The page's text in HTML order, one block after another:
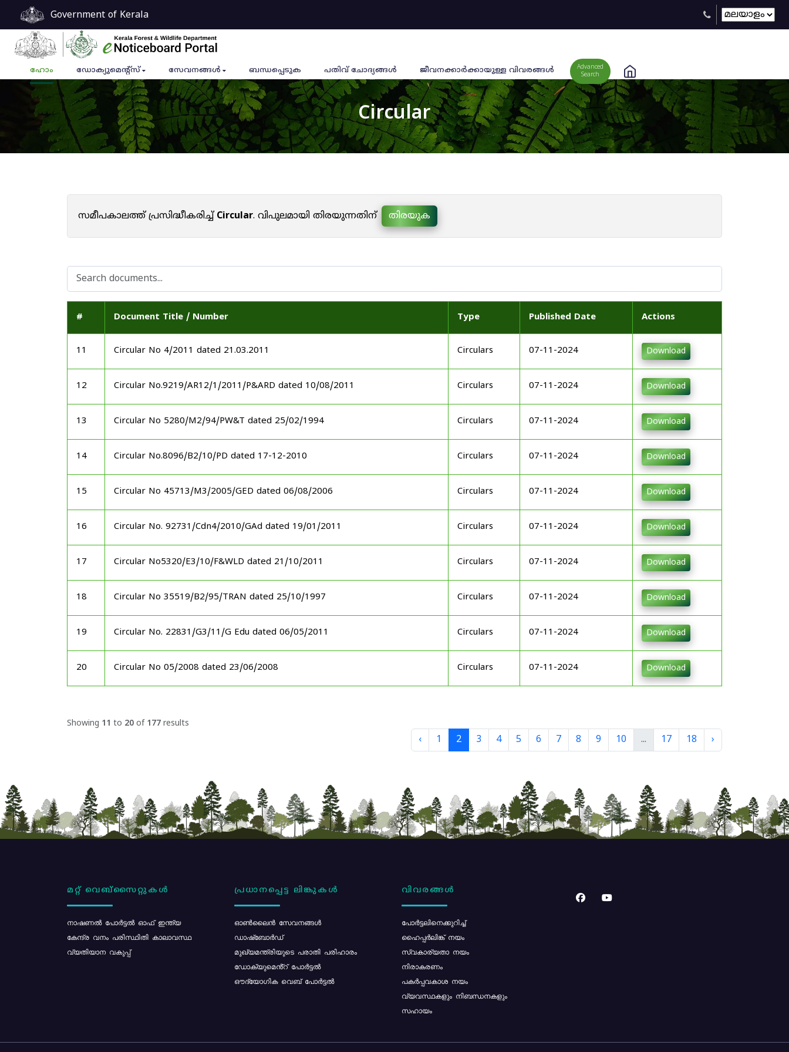
Government of Kerala
ഹോം ഡോക്യുമെൻ്റ്സ് സേവനങ്ങൾ ബന്ധപ്പെടുക പതിവ് ചോദ്യങ്ങൾ ജീവനക്കാര്‍ക്കായുള്ള വിവരങ്ങള്‍
Advanced
Search
Circular
സമീപകാലത്ത് പ്രസിദ്ധീകരിച്ച്Circular. വിപുലമായി തിരയുന്നതിന് തിരയുക
# Document Title / Number Type Published Date Actions
11 Circular No 4/2011 dated 21.03.2011 Circulars 07-11-2024 Download
12 Circular No.9219/AR12/1/2011/P&ARD dated 10/08/2011 Circulars 07-11-2024 Download
13 Circular No 5280/M2/94/PW&T dated 25/02/1994 Circulars 07-11-2024 Download
14 Circular No.8096/B2/10/PD dated 17-12-2010 Circulars 07-11-2024 Download
15 Circular No 45713/M3/2005/GED dated 06/08/2006 Circulars 07-11-2024 Download
16 Circular No. 92731/Cdn4/2010/GAd dated 19/01/2011 Circulars 07-11-2024 Download
17 Circular No5320/E3/10/F&WLD dated 21/10/2011 Circulars 07-11-2024 Download
18 Circular No 35519/B2/95/TRAN dated 25/10/1997 Circulars 07-11-2024 Download
19 Circular No. 22831/G3/11/G Edu dated 06/05/2011 Circulars 07-11-2024 Download
20 Circular No 05/2008 dated 23/06/2008 Circulars 07-11-2024 Download
Showing 11 to 20 of 177 results
‹ 1 2 3 4 5 6 7 8 9 10 ... 17 18 ›
മറ്റ് വെബ്സൈറ്റുകൾ
നാഷണൽ പോർട്ടൽ ഓഫ് ഇന്ത്യ
കേന്ദ്ര വനം പരിസ്ഥിതി കാലാവസ്ഥ
വ്യതിയാന വകുപ്പ്
പ്രധാനപ്പെട്ട ലിങ്കുകൾ
ഓൺലൈൻ സേവനങ്ങൾ
ഡാഷ്ബോർഡ്
മുഖ്യമന്ത്രിയുടെ പരാതി പരിഹാരം
ഡോക്യുമെൻ്റ് പോർട്ടൽ
ഔദ്യോഗിക വെബ് പോർട്ടൽ
വിവരങ്ങൾ
പോര്‍ട്ടലിനെക്കുറിച്ച്
ഹൈപ്പർലിങ്ക് നയം
സ്വകാര്യതാ നയം
നിരാകരണം
പകർപ്പവകാശ നയം
വ്യവസ്ഥകളും നിബന്ധനകളും
സഹായം